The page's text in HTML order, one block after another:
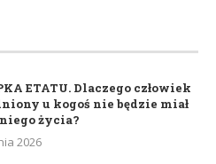
ETATU. Dlaczego człowiek
u kogoś nie będzie miał
życia?
2026